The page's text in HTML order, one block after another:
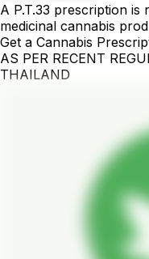
A P.T.33 prescription is
medicinal cannabis
Get a Cannabis
AS PER RECENT
THAILAND